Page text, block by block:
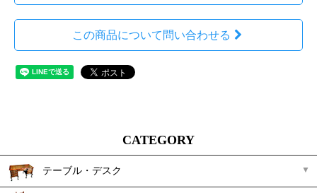
この商品について問い合わせる
CATEGORY
テーブル・デスク